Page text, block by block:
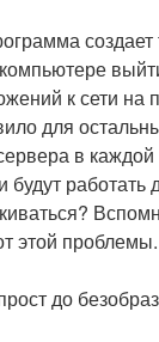
создает
к сети на
для
в каждой
работать
этой проблемы.
до